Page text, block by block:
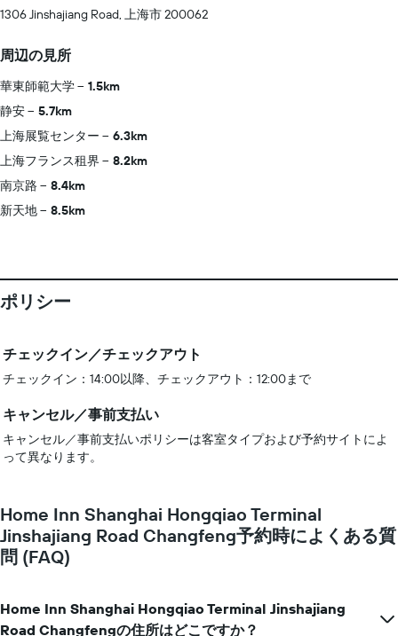
1306 Jinshajiang Road, 上海市 200062
周辺の見所
華東師範大学
1.5km
静安
5.7km
上海展覧センター
6.3km
上海フランス租界
8.2km
南京路
8.4km
新天地
8.5km
ポリシー
チェックイン／チェックアウト
チェックイン：14:00以降、チェックアウト：12:00まで
キャンセル／事前支払い
キャンセル／事前支払いポリシーは客室タイプおよび予約サイトによ
って異なります。
Home Inn Shanghai Hongqiao Terminal
Jinshajiang Road Changfeng予約時によくある質
問 (FAQ)
Home Inn Shanghai Hongqiao Terminal Jinshajiang
Road Changfengの住所はどこですか？